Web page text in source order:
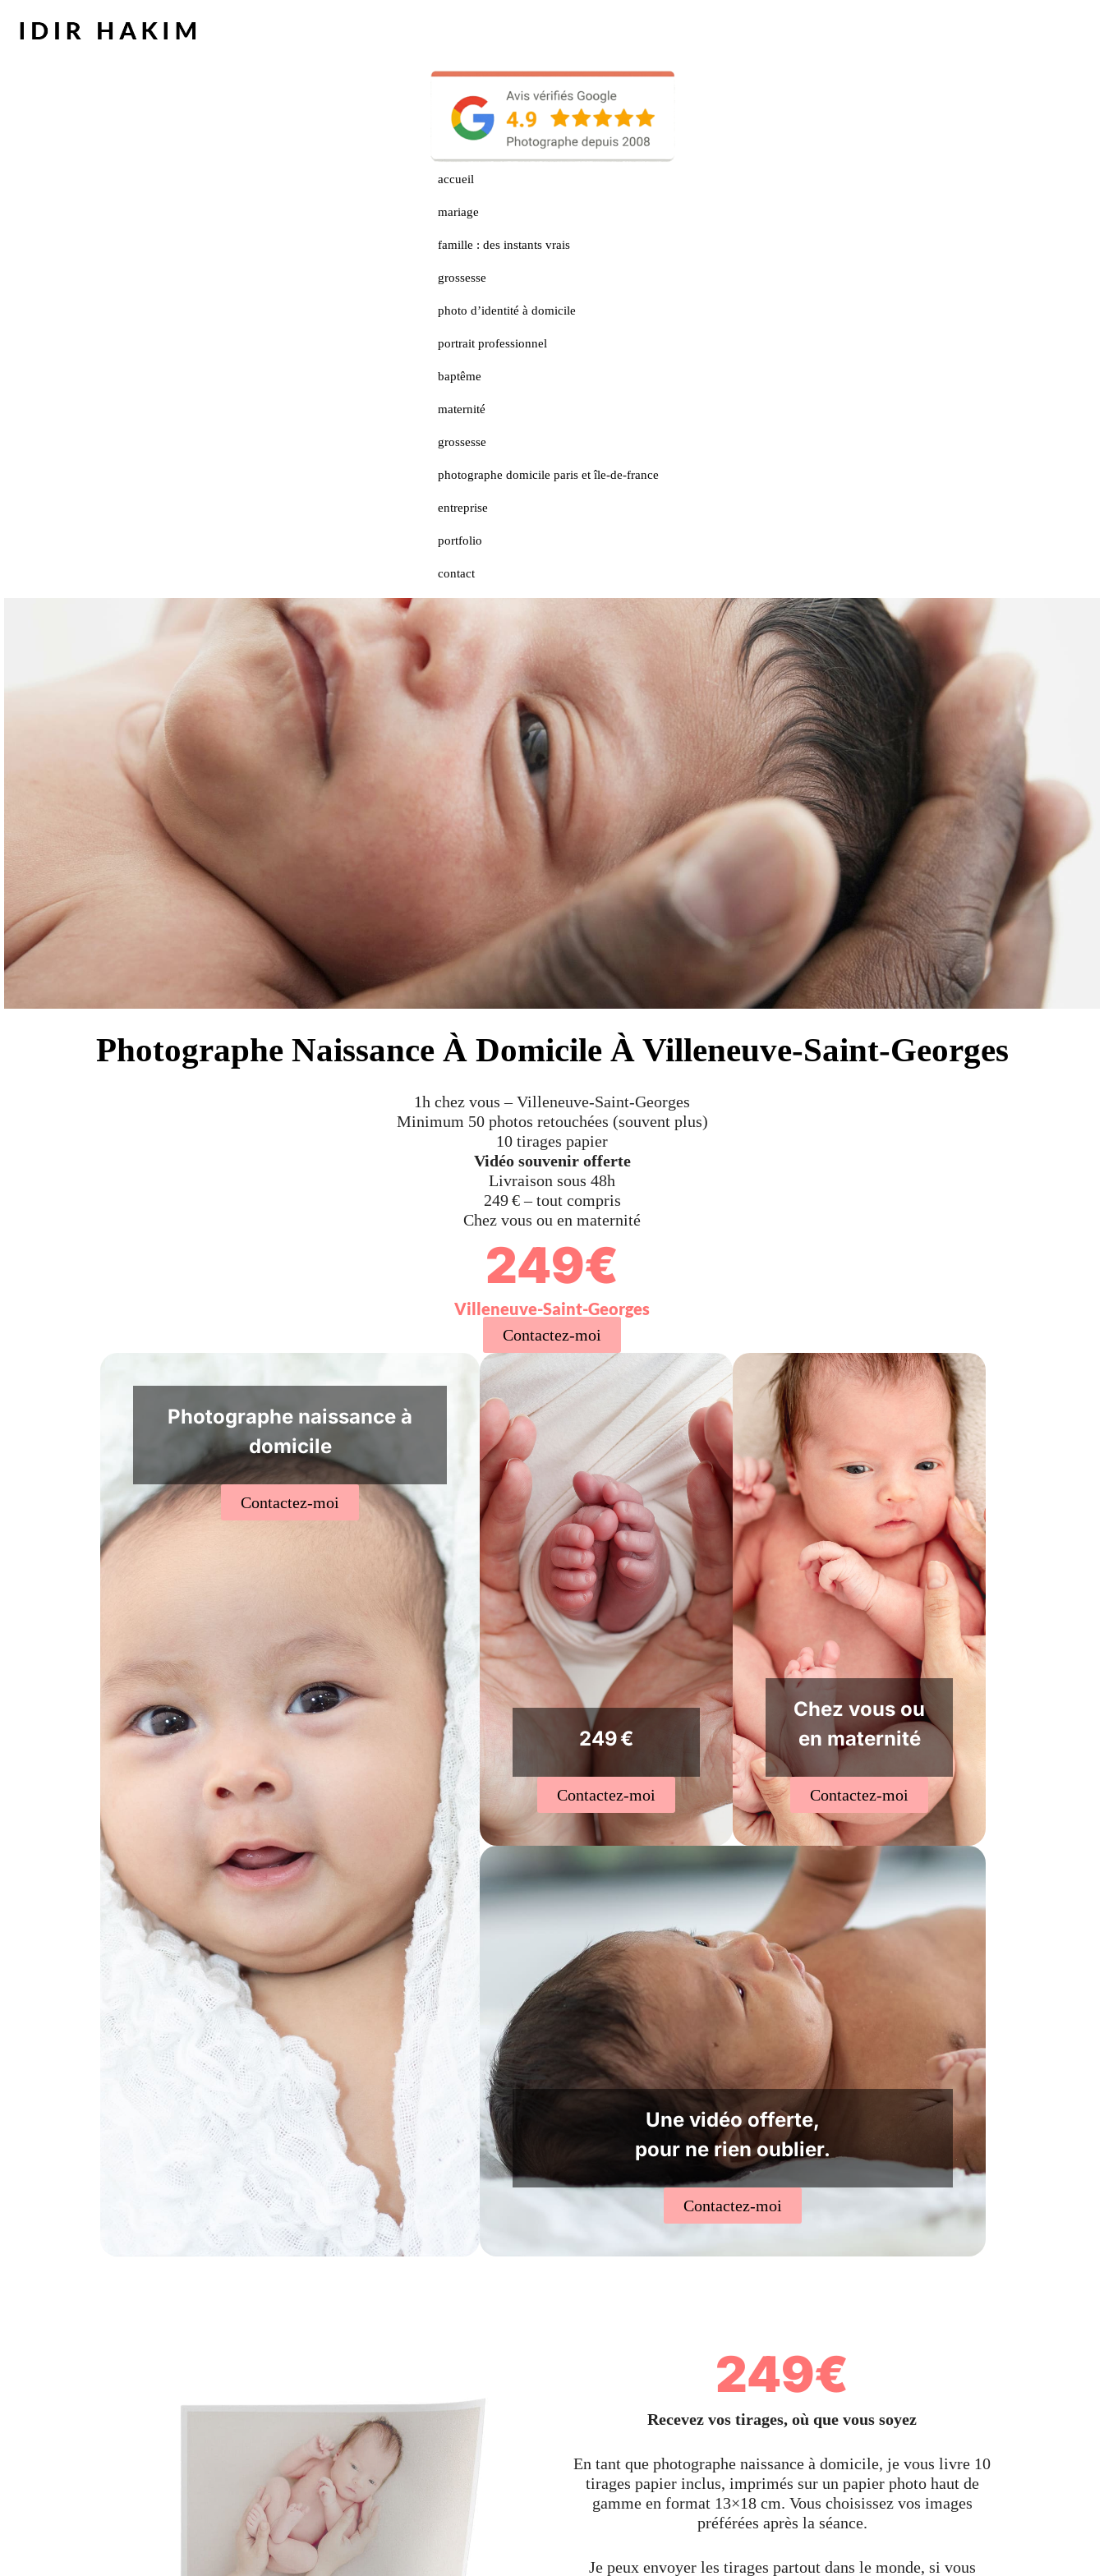
accueil
mariage
famille : des instants vrais
grossesse
photo d’identité à domicile
portrait professionnel
baptême
maternité
grossesse
photographe domicile paris et île-de-france
entreprise
portfolio
contact
Photographe Naissance À Domicile À Villeneuve-Saint-Georges
1h chez vous – Villeneuve-Saint-Georges
Minimum 50 photos retouchées (souvent plus)
10 tirages papier
Vidéo souvenir offerte
Livraison sous 48h
249 € – tout compris
Chez vous ou en maternité
249€
Villeneuve-Saint-Georges
Contactez-moi
Photographe naissance à
domicile
Contactez-moi
249 €
Contactez-moi
Chez vous ou
en maternité
Contactez-moi
Une vidéo offerte,
pour ne rien oublier.
Contactez-moi
249€
Recevez vos tirages, où que vous soyez
En tant que photographe naissance à domicile, je vous livre 10
tirages papier inclus, imprimés sur un papier photo haut de
gamme en format 13×18 cm. Vous choisissez vos images
préférées après la séance.
Je peux envoyer les tirages partout dans le monde, si vous